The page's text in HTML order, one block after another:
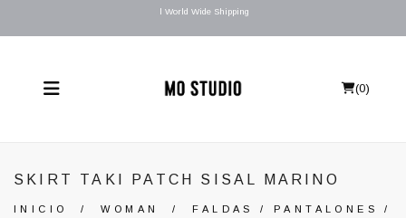
l World Wide Shipping
(0)
SKIRT TAKI PATCH SISAL MARINO
INICIO /WOMAN /FALDAS / PANTALONES /